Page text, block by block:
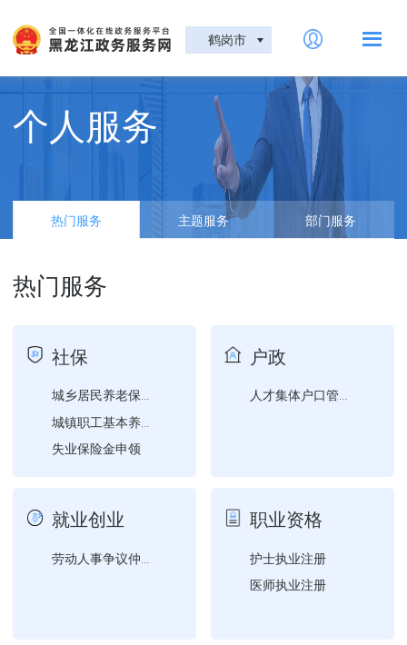
鹤岗市
个人服务
热门服务 主题服务 部门服务
热门服务
社保
城乡居民养老保险参保登记
失业保险金申领
户政
人才集体户口管理服务
就业创业 职业资格
护士执业注册
医师执业注册